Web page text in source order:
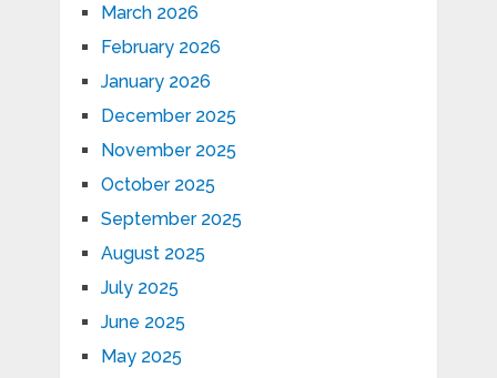
March 2026
February 2026
January 2026
December 2025
November 2025
October 2025
September 2025
August 2025
July 2025
June 2025
May 2025